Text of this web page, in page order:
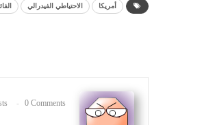
أمريكا الاحتياطي الفيدرالي
0 Comments